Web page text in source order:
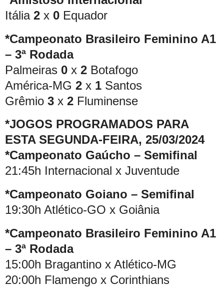
Itália 2 x 0 Equador
*Campeonato Brasileiro Feminino A1
– 3ª Rodada
Palmeiras 0 x 2 Botafogo
América-MG 2 x 1 Santos
Grêmio 3 x 2 Fluminense
*JOGOS PROGRAMADOS PARA
ESTA SEGUNDA-FEIRA, 25/03/2024
*Campeonato Gaúcho – Semifinal
21:45h Internacional x Juventude
*Campeonato Goiano – Semifinal
19:30h Atlético-GO x Goiânia
*Campeonato Brasileiro Feminino A1
– 3ª Rodada
15:00h Bragantino x Atlético-MG
20:00h Flamengo x Corinthians